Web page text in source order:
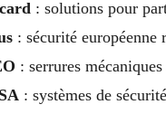
: solutions pour
: sécurité européenne
: serrures
: systèmes de